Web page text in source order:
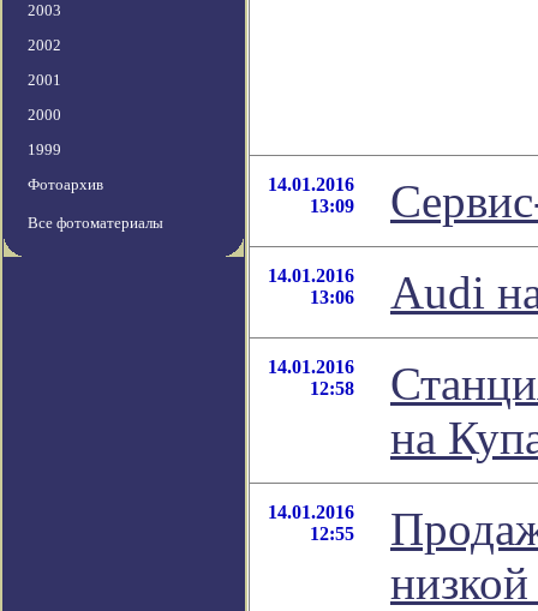
2003
2002
2001
2000
1999
Фотоархив
Все фотоматериалы
14.01.2016
13:09
14.01.2016
13:06
Audi
14.01.2016
12:58
на
14.01.2016
12:55